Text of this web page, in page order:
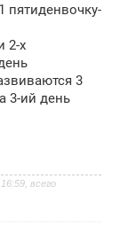
пятиденвочку-
2-х
3
3-ий день
всего